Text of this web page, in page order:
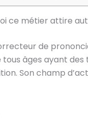
ce métier attire
de
âges ayant des
Son champ